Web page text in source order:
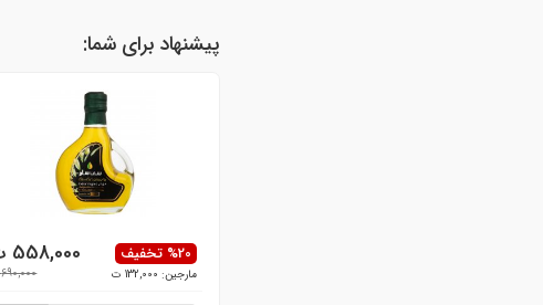
پیشنهاد برای شما:
%20 تخفیف
مارجین: 132,000 ت
558,000 ت
690,000 ت